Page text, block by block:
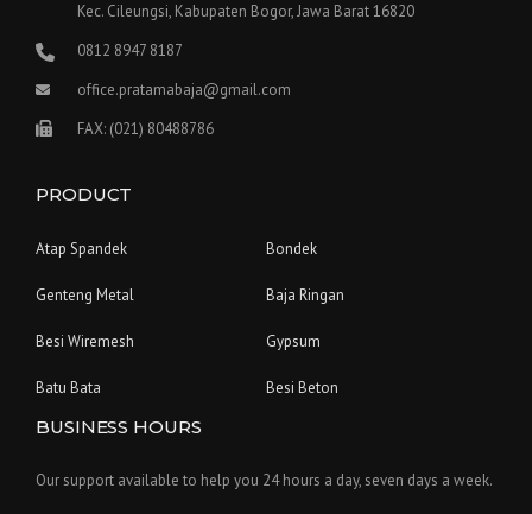
Kec. Cileungsi, Kabupaten Bogor, Jawa Barat 16820
0812 8947 8187
office.pratamabaja@gmail.com
FAX: (021) 80488786
PRODUCT
Atap Spandek Bondek
Genteng Metal Baja Ringan
Besi Wiremesh Gypsum
Batu Bata Besi Beton
BUSINESS HOURS
Our support available to help you 24 hours a day, seven days a week.